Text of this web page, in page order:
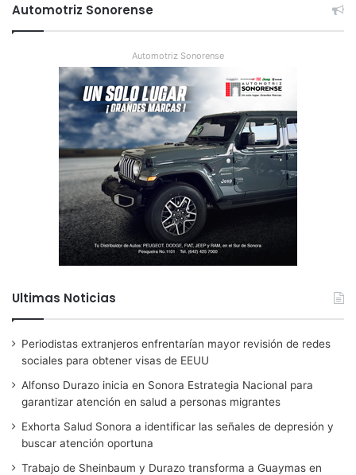
Automotriz Sonorense
Automotriz Sonorense
Ultimas Noticias
Periodistas extranjeros enfrentarían mayor revisión de redes
sociales para obtener visas de EEUU
Alfonso Durazo inicia en Sonora Estrategia Nacional para
garantizar atención en salud a personas migrantes
Exhorta Salud Sonora a identificar las señales de depresión y
buscar atención oportuna
Trabajo de Sheinbaum y Durazo transforma a Guaymas en